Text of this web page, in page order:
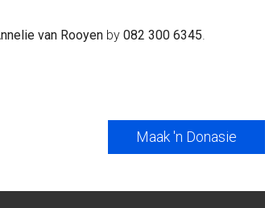
van Rooyenby 082 300 6345
Maak 'n Donasie